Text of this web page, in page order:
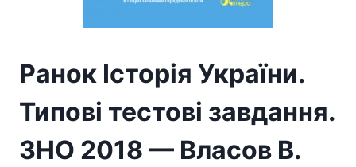
Ранок Історія України.
Типові тестові завдання.
ЗНО 2018 — Власов В.